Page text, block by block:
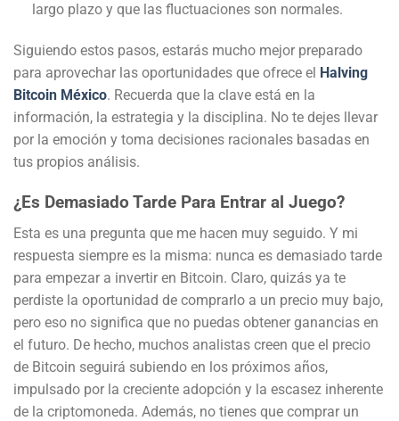
largo plazo y que las fluctuaciones son normales.
Siguiendo estos pasos, estarás mucho mejor preparado
para aprovechar las oportunidades que ofrece el Halving
Bitcoin México. Recuerda que la clave está en la
información, la estrategia y la disciplina. No te dejes llevar
por la emoción y toma decisiones racionales basadas en
tus propios análisis.
¿Es Demasiado Tarde Para Entrar al Juego?
Esta es una pregunta que me hacen muy seguido. Y mi
respuesta siempre es la misma: nunca es demasiado tarde
para empezar a invertir en Bitcoin. Claro, quizás ya te
perdiste la oportunidad de comprarlo a un precio muy bajo,
pero eso no significa que no puedas obtener ganancias en
el futuro. De hecho, muchos analistas creen que el precio
de Bitcoin seguirá subiendo en los próximos años,
impulsado por la creciente adopción y la escasez inherente
de la criptomoneda. Además, no tienes que comprar un